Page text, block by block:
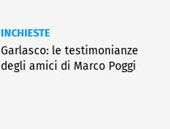
INCHIESTE
Garlasco: le testimonianze
degli amici di Marco Poggi